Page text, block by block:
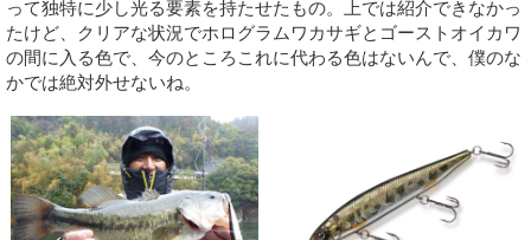
って独特に少し光る要素を持たせたもの。上では紹介できなかっ
たけど、クリアな状況でホログラムワカサギとゴーストオイカワ
の間に入る色で、今のところこれに代わる色はないんで、僕のな
かでは絶対外せないね。